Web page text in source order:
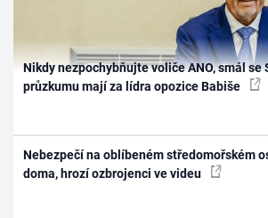
Nikdy nezpochybňujte voliče ANO, smál se
průzkumu mají za lídra opozice Babiše
Nebezpečí na oblíbeném středomořském
doma, hrozí ozbrojenci ve videu